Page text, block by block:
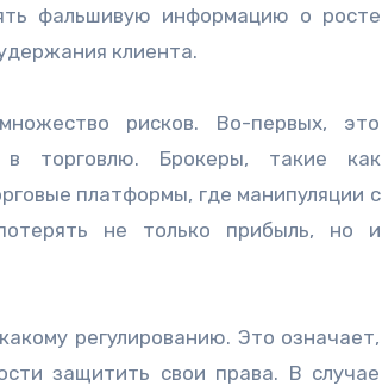
фальшивую информацию о росте
клиента.
рисков. Во-первых, это
в торговлю. Брокеры, такие как
платформы, где манипуляции с
не только прибыль, но и
регулированию. Это означает,
защитить свои права. В случае